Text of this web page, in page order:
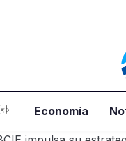
Economía